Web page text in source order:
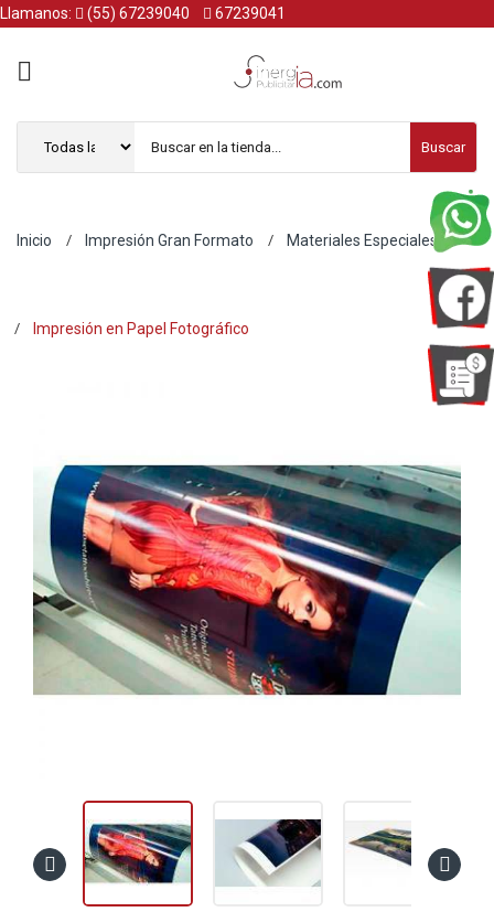
Llamanos: (55) 67239040 67239041
Buscar
Inicio Impresión Gran Formato Materiales Especiales
Impresión en Papel Fotográfico